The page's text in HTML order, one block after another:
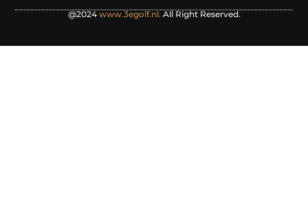
@2024www.3egolf.nl.All Right Reserved.